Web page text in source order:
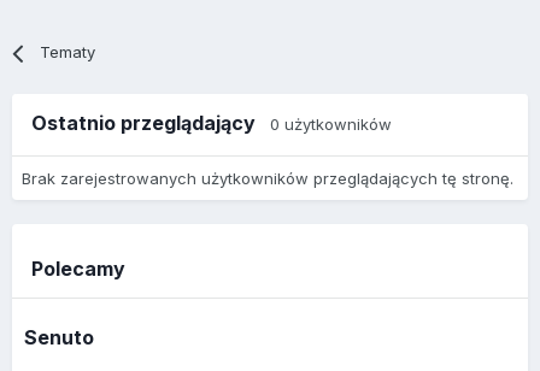
Tematy
Ostatnio przeglądający 0 użytkowników
Brak zarejestrowanych użytkowników przeglądających tę stronę.
Polecamy
Senuto